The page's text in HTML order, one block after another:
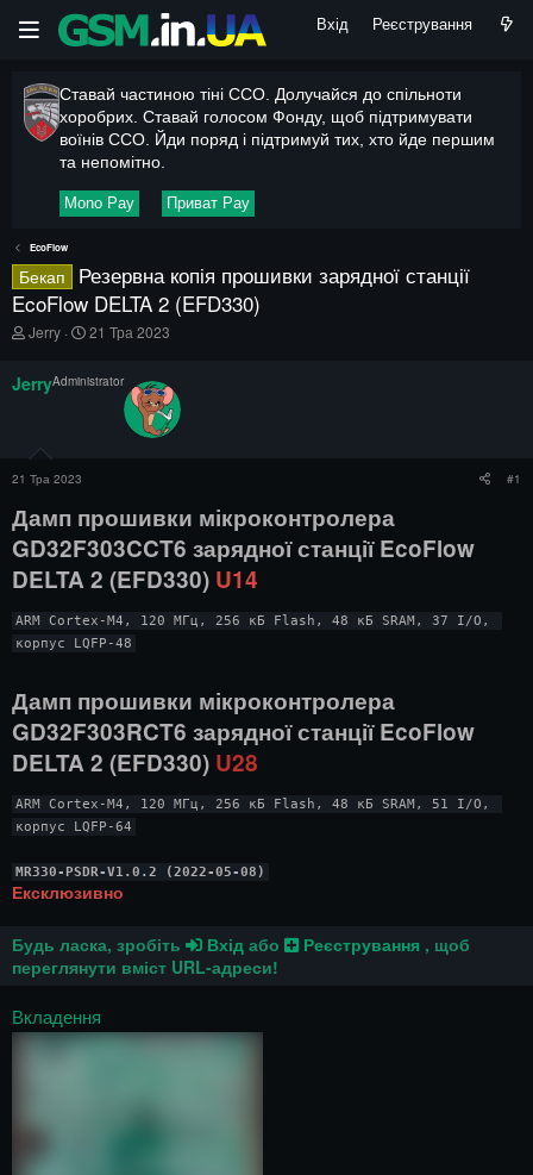
Вхід Реєстрування
Ставай частиною тіні ССО. Долучайся до спільноти
хоробрих. Ставай голосом Фонду, щоб підтримувати
воїнів ССО. Йди поряд і підтримуй тих, хто йде першим
та непомітно.
Mono Pay Приват Pay
EcoFlow
Бекап
Резервна копія прошивки зарядної станції
EcoFlow DELTA 2 (EFD330)
А
о
м
и
Jerry
Д
а
у
21 Тра 2023
JerryAdministrator
21 Тра 2023 #1
Дамп прошивки мікроконтролера
GD32F303CCT6 зарядної станції EcoFlow
DELTA 2 (EFD330) U14
ARM Cortex-M4, 120 МГц, 256 кБ Flash, 48 кБ SRAM, 37 I/O,
корпус LQFP-48
Дамп прошивки мікроконтролера
GD32F303RCT6 зарядної станції EcoFlow
DELTA 2 (EFD330) U28
ARM Cortex-M4, 120 МГц, 256 кБ Flash, 48 кБ SRAM, 51 I/O,
корпус LQFP-64
MR330-PSDR-V1.0.2 (2022-05-08)
Ексклюзивно
Будь ласка, зробіть Вхід або Реєстрування , щоб
переглянути вміст URL-адреси!
Вкладення